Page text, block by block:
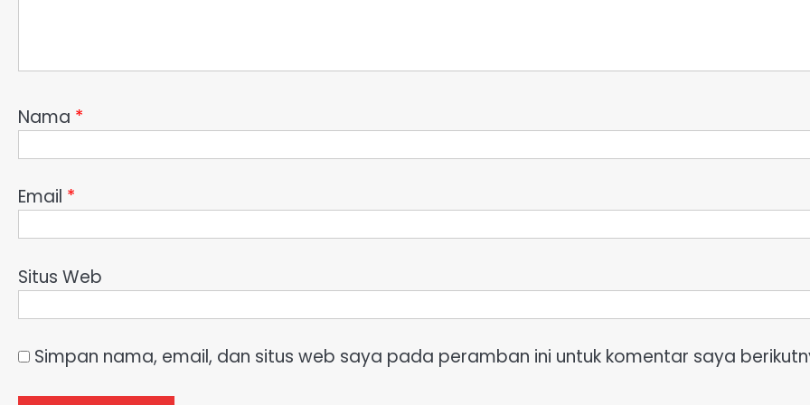
Nama *
Email *
Situs Web
Simpan nama, email, dan situs web saya pada peramban ini untuk komentar saya